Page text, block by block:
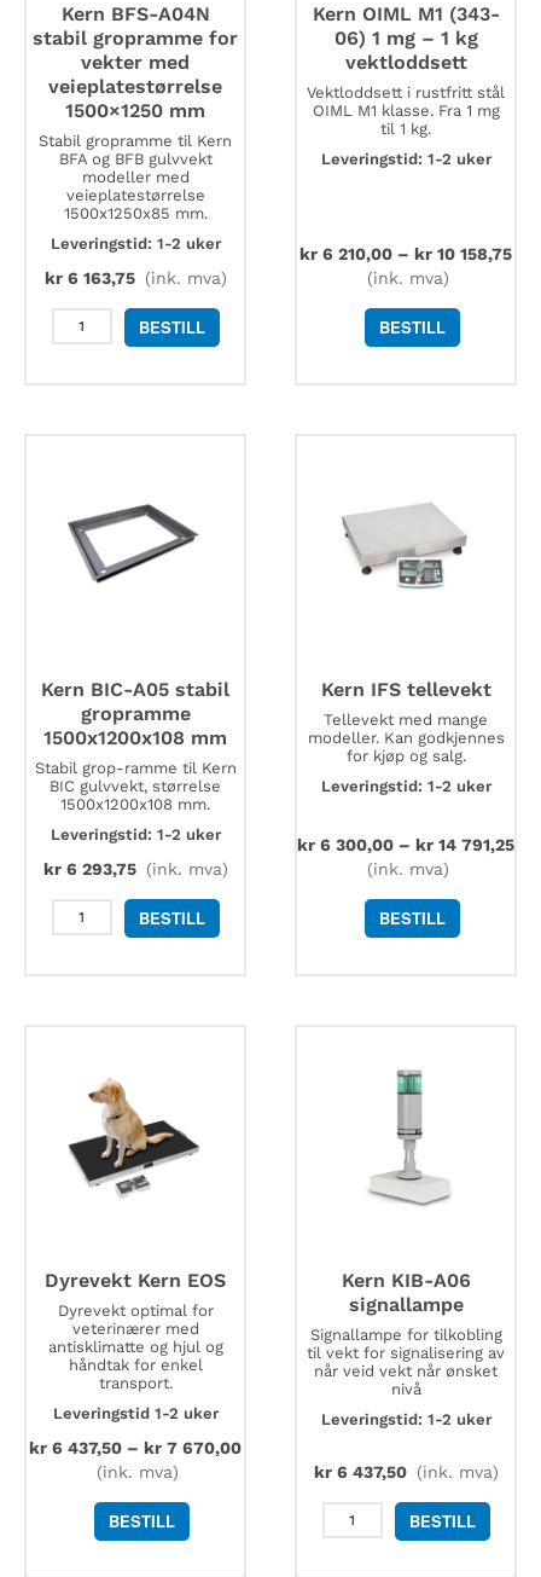
Kern BFS-A04N
stabil gropramme for
vekter med
veieplatestørrelse
1500×1250 mm
Stabil gropramme til Kern
BFA og BFB gulvvekt
modeller med
veieplatestørrelse
1500x1250x85 mm.
Leveringstid: 1-2 uker
kr6 163,75 (ink. mva)
Kern
BFS-
1500x1250
mm
antall
BESTILL
Kern OIML M1 (343-
06) 1 mg – 1 kg
vektloddsett
Vektloddsett i rustfritt stål
OIML M1 klasse. Fra 1 mg
til 1 kg.
Leveringstid: 1-2 uker
kr 6 210,00 – kr 10 158,75
(ink. mva)
BESTILL
Kern BIC-A05 stabil
gropramme
1500x1200x108 mm
Stabil grop-ramme til Kern
BIC gulvvekt, størrelse
1500x1200x108 mm.
Leveringstid: 1-2 uker
kr6 293,75 (ink. mva)
Kern
BIC-
BESTILL
Kern IFS tellevekt
Tellevekt med mange
modeller. Kan godkjennes
for kjøp og salg.
Leveringstid: 1-2 uker
kr 6 300,00 – kr 14 791,25
(ink. mva)
BESTILL
Dyrevekt Kern EOS
Dyrevekt optimal for
veterinærer med
antisklimatte og hjul og
håndtak for enkel
transport.
Leveringstid 1-2 uker
kr 6 437,50 – kr 7 670,00
(ink. mva)
BESTILL
Kern KIB-A06
signallampe
Signallampe for tilkobling
til vekt for signalisering av
når veid vekt når ønsket
nivå
Leveringstid: 1-2 uker
kr6 437,50 (ink. mva)
Kern
KIB-
BESTILL